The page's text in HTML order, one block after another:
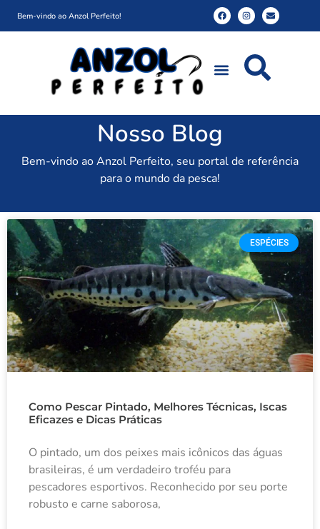
Bem-vindo ao Anzol Perfeito!
Nosso Blog
Bem-vindo ao Anzol Perfeito, seu portal de referência
para o mundo da pesca!
ESPÉCIES
Como Pescar Pintado, Melhores Técnicas, Iscas
Eficazes e Dicas Práticas
O pintado, um dos peixes mais icônicos das águas
brasileiras, é um verdadeiro troféu para
pescadores esportivos. Reconhecido por seu porte
robusto e carne saborosa,